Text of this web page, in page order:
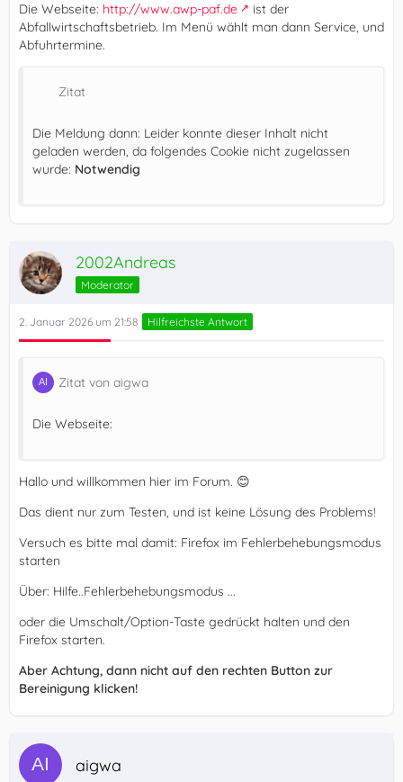
Die Webseite: http://www.awp-paf.de
ist der
Abfallwirtschaftsbetrieb. Im Menü wählt man dann Service, und
Abfuhrtermine.
Zitat
Die Meldung dann: Leider konnte dieser Inhalt nicht
geladen werden, da folgendes Cookie nicht zugelassen
wurde: Notwendig
2002Andreas
Moderator
2. Januar 2026 um 21:58 Hilfreichste Antwort
Zitat von aigwa
Die Webseite:
Hallo und willkommen hier im Forum. 😊
Das dient nur zum Testen, und ist keine Lösung des Problems!
Versuch es bitte mal damit: Firefox im Fehlerbehebungsmodus
starten
Über: Hilfe..Fehlerbehebungsmodus ...
oder die Umschalt/Option-Taste gedrückt halten und den
Firefox starten.
Aber Achtung, dann nicht auf den rechten Button zur
Bereinigung klicken!
aigwa